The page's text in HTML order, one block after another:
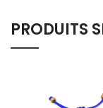
PRODUITS